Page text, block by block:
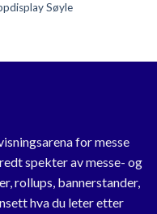
Søyle
for messe
spekter av messe- og
rollups, bannerstander,
hva du leter etter